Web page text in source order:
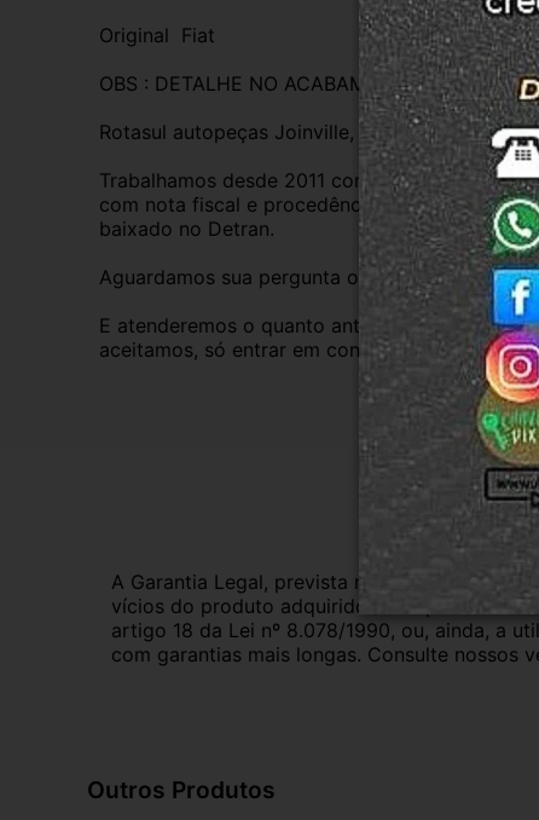
Original  Fiat
OBS : DETALHE NO ACABAMENTO
Rotasul autopeças Joinville, empresa
Trabalhamos desde 2011 com total
com nota fiscal e procedência, nossas peças
baixado no Detran.
Aguardamos sua pergunta ou compra.
E atenderemos o quanto antes, caso o cliente
aceitamos, só entrar em contato com a equipe
A Garantia Legal, prevista no Código de
vícios do produto adquirido.Na
artigo 18 da Lei nº 8.078/1990, ou, ainda, a
com garantias mais longas. Consulte nossos
Outros Produtos